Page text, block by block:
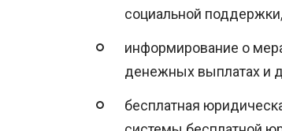
социальной
информирование о
денежных выплатах и
бесплатная